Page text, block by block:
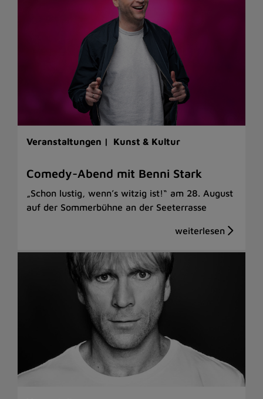
Veranstaltungen | Kunst & Kultur
Comedy-Abend mit Benni Stark
„Schon lustig, wenn’s witzig ist!“ am 28. August
auf der Sommerbühne an der Seeterrasse